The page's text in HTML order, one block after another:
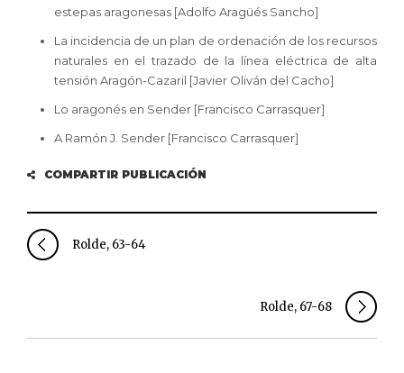
estepas aragonesas [Adolfo Aragüés Sancho]
La incidencia de un plan de ordenación de los recursos
naturales en el trazado de la línea eléctrica de alta
tensión Aragón-Cazaril [Javier Oliván del Cacho]
Lo aragonés en Sender [Francisco Carrasquer]
A Ramón J. Sender [Francisco Carrasquer]
COMPARTIR PUBLICACIÓN
Rolde, 63-64
Rolde, 67-68